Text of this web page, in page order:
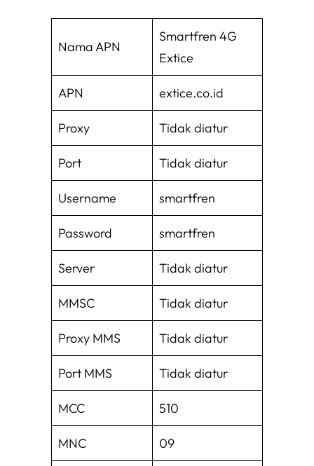
Nama APN
Smartfren 4G
Extice
APN extice.co.id
Proxy Tidak diatur
Port Tidak diatur
Username smartfren
Password smartfren
Server Tidak diatur
MMSC Tidak diatur
Proxy MMS Tidak diatur
Port MMS Tidak diatur
MCC 510
MNC 09